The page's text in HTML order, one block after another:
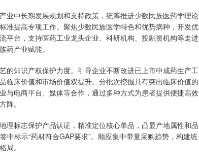
中长期发展规划和支持政策，统筹推进少数民族医药学理论
准提高专项工作。聚焦少数民族医学特色和优势病种，开发优
平台，支持医药工业龙头企业、科研机构、投融资机构等走进
药产业赋能。
知识产权保护力度。引导企业不断改进已上市中成药生产工
临床价值和市场价值双提升。分批次挖掘具有突出临床价值的
与电商平台、媒体等合作，通过多种方式为患者提供便捷高效
阵。
标志保护产品认证，精准定位核心单品，凸显产地属性和品
标示“药材符合GAP要求”。顺应集中带量采购趋势，构建统
局。